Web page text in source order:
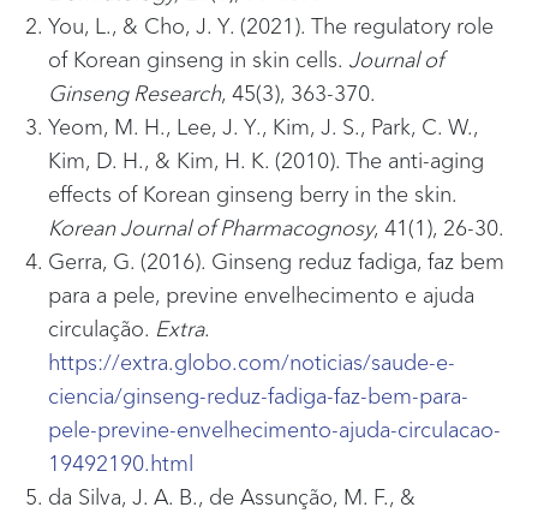
You, L., & Cho, J. Y. (2021). The regulatory role
of Korean ginseng in skin cells. Journal of
Ginseng Research, 45(3), 363-370.
Yeom, M. H., Lee, J. Y., Kim, J. S., Park, C. W.,
Kim, D. H., & Kim, H. K. (2010). The anti-aging
effects of Korean ginseng berry in the skin.
Korean Journal of Pharmacognosy, 41(1), 26-30.
Gerra, G. (2016). Ginseng reduz fadiga, faz bem
para a pele, previne envelhecimento e ajuda
circulação. Extra.
https://extra.globo.com/noticias/saude-e-
ciencia/ginseng-reduz-fadiga-faz-bem-para-
pele-previne-envelhecimento-ajuda-circulacao-
19492190.html
da Silva, J. A. B., de Assunção, M. F., &